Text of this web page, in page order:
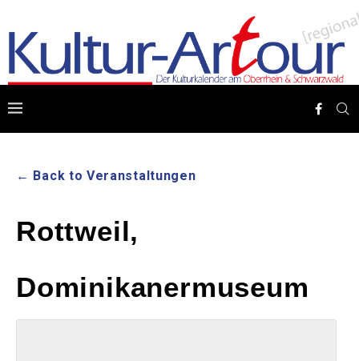
← Back to Veranstaltungen
Rottweil,
Dominikanermuseum